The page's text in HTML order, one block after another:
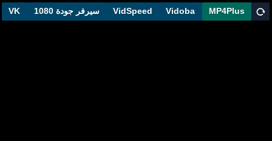
MP4Plus
Vidoba
VidSpeed سيرفر جودة 1080 VK